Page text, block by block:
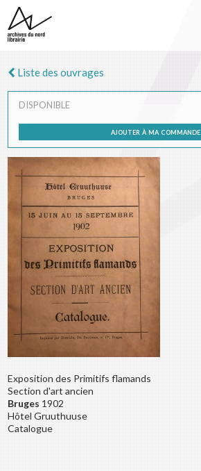
Liste des ouvrages
DISPONIBLE
ajouter à ma commande
Exposition des Primitifs flamands
Section d'art ancien
Bruges 1902
Hôtel Gruuthuuse
Catalogue